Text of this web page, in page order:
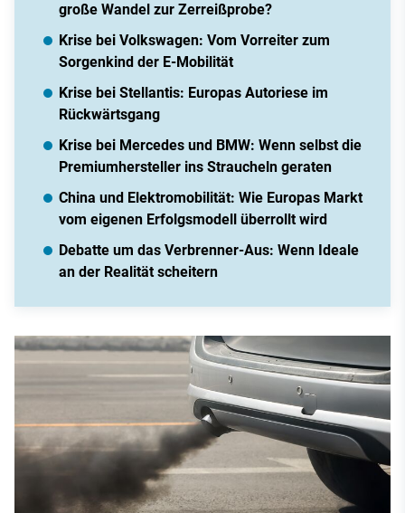
große Wandel zur Zerreißprobe?
Krise bei Volkswagen: Vom Vorreiter zum
Sorgenkind der E-Mobilität
Krise bei Stellantis: Europas Autoriese im
Rückwärtsgang
Krise bei Mercedes und BMW: Wenn selbst die
Premiumhersteller ins Straucheln geraten
China und Elektromobilität: Wie Europas Markt
vom eigenen Erfolgsmodell überrollt wird
Debatte um das Verbrenner-Aus: Wenn Ideale
an der Realität scheitern